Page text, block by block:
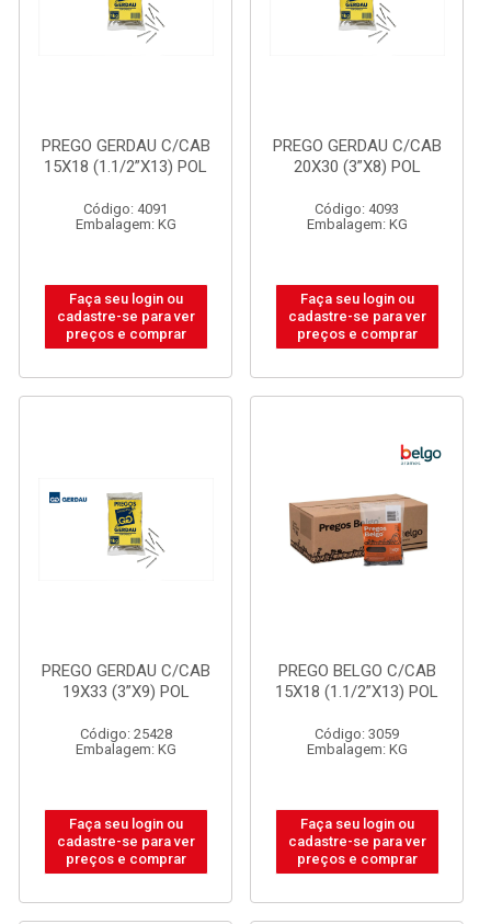
PREGO GERDAU C/CAB
15X18 (1.1/2”X13) POL
Código: 4091
Embalagem: KG
Faça seu login ou
cadastre-se para ver
preços e comprar
PREGO GERDAU C/CAB
20X30 (3”X8) POL
Código: 4093
Embalagem: KG
Faça seu login ou
cadastre-se para ver
preços e comprar
PREGO GERDAU C/CAB
19X33 (3”X9) POL
Código: 25428
Embalagem: KG
Faça seu login ou
cadastre-se para ver
preços e comprar
PREGO BELGO C/CAB
15X18 (1.1/2”X13) POL
Código: 3059
Embalagem: KG
Faça seu login ou
cadastre-se para ver
preços e comprar